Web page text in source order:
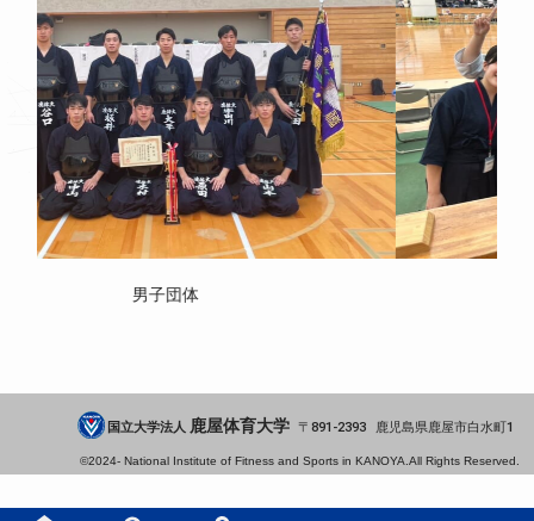
国立大学法人 鹿屋体育大学 891-2393 鹿児島県鹿屋市白水町1
©2024- National Institute of Fitness and Sports in KANOYA. All Rights Reserved.